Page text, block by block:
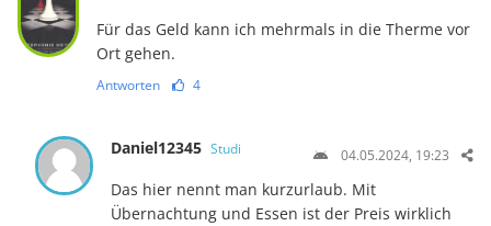
Für das Geld kann ich mehrmals in die Therme vor
Ort gehen.
Antworten 4
Daniel12345 Studi 04.05.2024, 19:23
Das hier nennt man kurzurlaub. Mit
Übernachtung und Essen ist der Preis wirklich